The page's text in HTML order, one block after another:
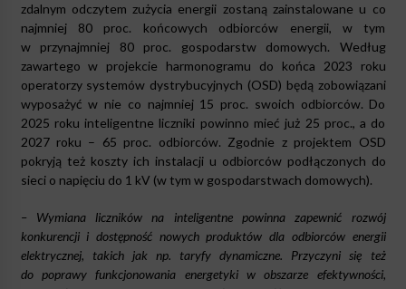
zdalnym odczytem zużycia energii zostaną zainstalowane u co
najmniej 80 proc. końcowych odbiorców energii, w tym
w przynajmniej 80 proc. gospodarstw domowych. Według
zawartego w projekcie harmonogramu do końca 2023 roku
operatorzy systemów dystrybucyjnych (OSD) będą zobowiązani
wyposażyć w nie co najmniej 15 proc. swoich odbiorców. Do
2025 roku inteligentne liczniki powinno mieć już 25 proc., a do
2027 roku – 65 proc. odbiorców. Zgodnie z projektem OSD
pokryją też koszty ich instalacji u odbiorców podłączonych do
sieci o napięciu do 1 kV (w tym w gospodarstwach domowych).
– Wymiana liczników na inteligentne powinna zapewnić rozwój
konkurencji i dostępność nowych produktów dla odbiorców energii
elektrycznej, takich jak np. taryfy dynamiczne. Przyczyni się też
do poprawy funkcjonowania energetyki w obszarze efektywności,